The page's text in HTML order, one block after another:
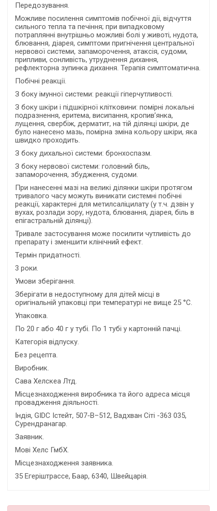
Передозування.
Можливе посилення симптомів побічної дії, відчуття
сильного тепла та печіння; при випадковому
потраплянні внутрішньо можливі болі у животі, нудота,
блювання, діарея, симптоми пригнічення центральної
нервової системи, запаморочення, атаксія, судоми,
припливи, сонливість, утруднення дихання,
рефлекторна зупинка дихання. Терапія симптоматична.
Побічні реакції.
З боку імунної системи: реакції гіперчутливості.
З боку шкіри і підшкірної клітковини: помірні локальні
подразнення, еритема, висипання, кропив’янка,
лущення, свербіж, дерматит, на тій ділянці шкіри, де
було нанесено мазь, помірна зміна кольору шкіри, яка
швидко проходить.
З боку дихальної системи: бронхоспазм.
З боку нервової системи: головний біль,
запаморочення, збудження, судоми.
При нанесенні мазі на великі ділянки шкіри протягом
тривалого часу можуть виникати системні побічні
реакції, характерні для метилсаліцилату (у т.ч. дзвін у
вухах, розлади зору, нудота, блювання, діарея, біль в
епігастральній ділянці).
Тривале застосування може посилити чутливість до
препарату і зменшити клінічний ефект.
Термін придатності.
3 роки.
Умови зберігання.
Зберігати в недоступному для дітей місці в
оригінальній упаковці при температурі не вище 25 °С.
Упаковка.
По 20 г або 40 г у тубі. По 1 тубі у картонній пачці.
Категорія відпуску.
Без рецепта.
Виробник.
Сава Хелскеа Лтд.
Місцезнаходження виробника та його адреса місця
провадження діяльності.
Індія, GIDC Істейт, 507-В–512, Вадхван Сіті -363 035,
Сурендранагар.
Заявник.
Мові Хелс ГмбХ.
Місцезнаходження заявника.
35 Егеріштрассе, Баар, 6340, Швейцарія.